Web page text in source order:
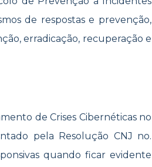
de respostas e prevenção,
erradicação, recuperação e
de Crises Cibernéticas no
pela Resolução CNJ no.
quando ficar evidente